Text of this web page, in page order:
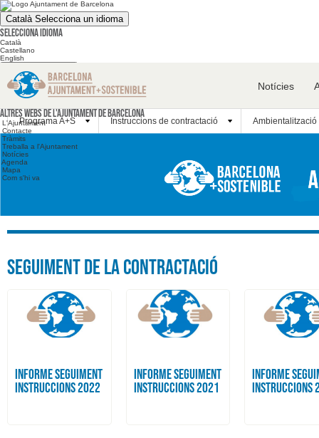
Català Selecciona un idioma
Selecciona idioma
Català
Castellano
English
Cerca en el web
Cerca en el web
Altres webs
Altres webs de l'Ajuntament de Barcelona
L'Ajuntament
Contacte
Tràmits
Treballa a l'Ajuntament
Notícies
Agenda
Mapa
Com s'hi va
Notícies
Programa A+S Instruccions de contractació Ambientalització
Seguiment de la contractació
INFORME SEGUIMENT
INSTRUCCIONS 2022
INFORME SEGUIMENT
INSTRUCCIONS 2021
INFORME